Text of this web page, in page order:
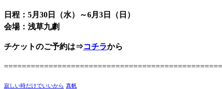
日程：5月30日（水）～6月3日（日）
会場：浅草九劇
チケットのご予約は⇒コチラから
寂しい時だけでいいから 真帆